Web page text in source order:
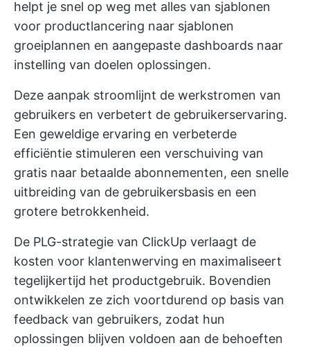
helpt je snel op weg met alles van sjablonen
voor productlancering naar sjablonen
groeiplannen en aangepaste dashboards naar
instelling van doelen oplossingen.
Deze aanpak stroomlijnt de werkstromen van
gebruikers en verbetert de gebruikerservaring.
Een geweldige ervaring en verbeterde
efficiëntie stimuleren een verschuiving van
gratis naar betaalde abonnementen, een snelle
uitbreiding van de gebruikersbasis en een
grotere betrokkenheid.
De PLG-strategie van ClickUp verlaagt de
kosten voor klantenwerving en maximaliseert
tegelijkertijd het productgebruik. Bovendien
ontwikkelen ze zich voortdurend op basis van
feedback van gebruikers, zodat hun
oplossingen blijven voldoen aan de behoeften